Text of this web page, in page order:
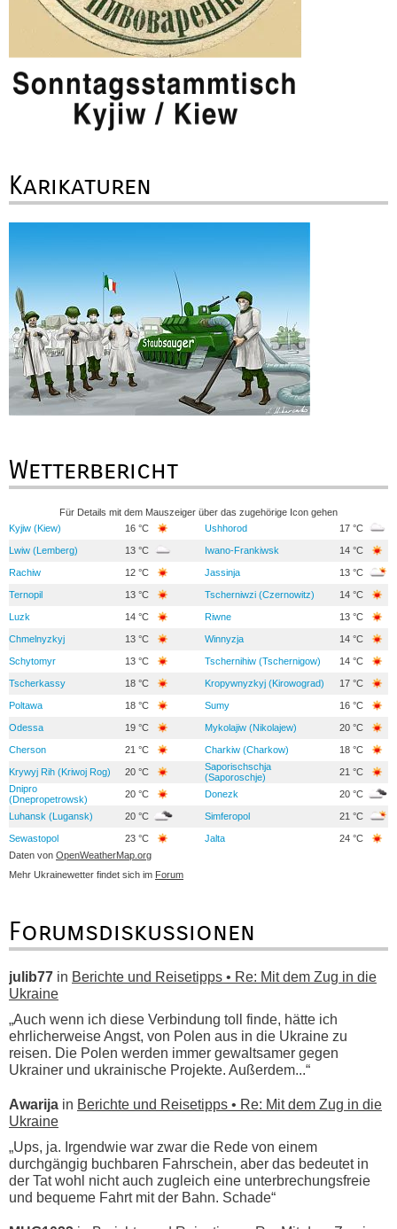
Karikaturen
Wetterbericht
Für Details mit dem Mauszeiger über das zugehörige Icon gehen
Kyjiw (Kiew)
16 °C Ushhorod 17 °C
Lwiw (Lemberg) 13 °C Iwano-Frankiwsk 14 °C
Rachiw 12 °C Jassinja 13 °C
Ternopil 13 °C Tscherniwzi (Czernowitz) 14 °C
Luzk 14 °C Riwne 13 °C
Chmelnyzkyj 13 °C Winnyzja 14 °C
Schytomyr 13 °C Tschernihiw (Tschernigow) 14 °C
Tscherkassy 18 °C Kropywnyzkyj (Kirowograd) 17 °C
Poltawa 18 °C Sumy 16 °C
Odessa 19 °C Mykolajiw (Nikolajew) 20 °C
Cherson 21 °C Charkiw (Charkow) 18 °C
Krywyj Rih (Kriwoj Rog) 20 °C
Saporischschja
(Saporoschje)
21 °C
Dnipro
(Dnepropetrowsk)
20 °C Donezk 20 °C
Luhansk (Lugansk) 20 °C Simferopol 21 °C
Sewastopol 23 °C Jalta
24 °C
Daten von OpenWeatherMap.org
Mehr Ukrainewetter findet sich im Forum
Forumsdiskussionen
julib77 in Berichte und Reisetipps • Re: Mit dem Zug in die
Ukraine
„Auch wenn ich diese Verbindung toll finde, hätte ich
ehrlicherweise Angst, von Polen aus in die Ukraine zu
reisen. Die Polen werden immer gewaltsamer gegen
Ukrainer und ukrainische Projekte. Außerdem...“
Awarija in Berichte und Reisetipps • Re: Mit dem Zug in die
Ukraine
„Ups, ja. Irgendwie war zwar die Rede von einem
durchgängig buchbaren Fahrschein, aber das bedeutet in
der Tat wohl nicht auch zugleich eine unterbrechungsfreie
und bequeme Fahrt mit der Bahn. Schade“